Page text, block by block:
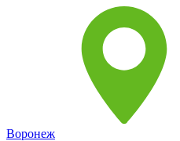
Воронеж